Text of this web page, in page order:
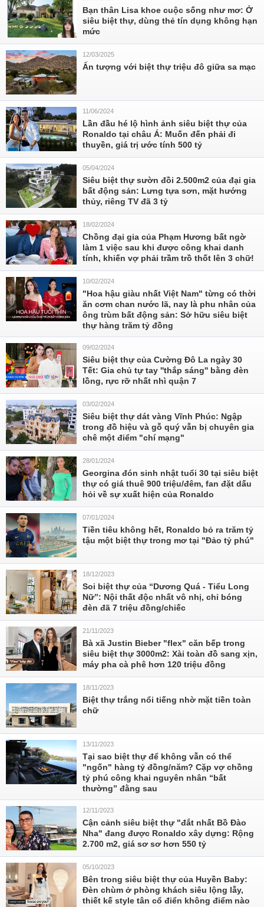
Bạn thân Lisa khoe cuộc sống như mơ: Ở
siêu biệt thự, dùng thẻ tín dụng không hạn
mức
12/03/2025
Ấn tượng với biệt thự triệu đô giữa sa mạc
11/06/2024
Lần đầu hé lộ hình ảnh siêu biệt thự của
Ronaldo tại châu Á: Muốn đến phải đi
thuyền, giá trị ước tính 500 tỷ
05/04/2024
Siêu biệt thự sườn đồi 2.500m2 của đại gia
bất động sản: Lưng tựa sơn, mặt hướng
thủy, riêng TV đã 3 tỷ
18/02/2024
Chồng đại gia của Phạm Hương bất ngờ
làm 1 việc sau khi được công khai danh
tính, khiến vợ phải trầm trồ thốt lên 3 chữ!
10/02/2024
"Hoa hậu giàu nhất Việt Nam" từng có thời
ăn cơm chan nước lã, nay là phu nhân của
ông trùm bất động sản: Sở hữu siêu biệt
thự hàng trăm tỷ đồng
09/02/2024
Siêu biệt thự của Cường Đô La ngày 30
Tết: Gia chủ tự tay ''thắp sáng'' bằng đèn
lồng, rực rỡ nhất nhì quận 7
03/02/2024
Siêu biệt thự dát vàng Vĩnh Phúc: Ngập
trong đồ hiệu và gỗ quý vẫn bị chuyên gia
chê một điểm "chí mạng"
28/01/2024
Georgina đón sinh nhật tuổi 30 tại siêu biệt
thự có giá thuê 900 triệu/đêm, fan đặt dấu
hỏi về sự xuất hiện của Ronaldo
07/01/2024
Tiền tiêu không hết, Ronaldo bỏ ra trăm tỷ
tậu một biệt thự trong mơ tại "Đảo tỷ phú"
18/12/2023
Soi biệt thự của “Dương Quá - Tiểu Long
Nữ”: Nội thất độc nhất vô nhị, chỉ bóng
đèn đã 7 triệu đồng/chiếc
21/11/2023
Bà xã Justin Bieber "flex" căn bếp trong
siêu biệt thự 3000m2: Xài toàn đồ sang xịn,
máy pha cà phê hơn 120 triệu đồng
18/11/2023
Biệt thự trắng nổi tiếng nhờ mặt tiền toàn
chữ
13/11/2023
Tại sao biệt thự để không vẫn có thể
"ngốn" hàng tỷ đồng/năm? Cặp vợ chồng
tỷ phú công khai nguyên nhân “bất
thường” đằng sau
12/11/2023
Cận cảnh siêu biệt thự "đắt nhất Bồ Đào
Nha" đang được Ronaldo xây dựng: Rộng
2.700 m2, giá sơ sơ hơn 550 tỷ
05/10/2023
Bên trong siêu biệt thự của Huyền Baby:
Đèn chùm ở phòng khách siêu lộng lẫy,
thiết kế style tân cổ điển không điểm nào